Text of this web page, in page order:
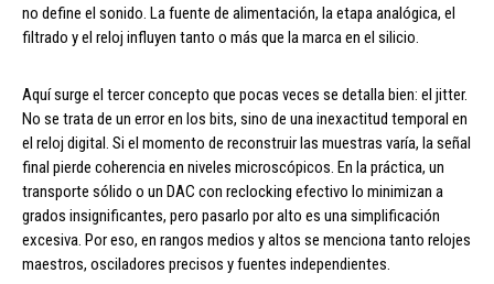
no define el sonido. La fuente de alimentación, la etapa analógica, el
filtrado y el reloj influyen tanto o más que la marca en el silicio.
Aquí surge el tercer concepto que pocas veces se detalla bien: el jitter.
No se trata de un error en los bits, sino de una inexactitud temporal en
el reloj digital. Si el momento de reconstruir las muestras varía, la señal
final pierde coherencia en niveles microscópicos. En la práctica, un
transporte sólido o un DAC con reclocking efectivo lo minimizan a
grados insignificantes, pero pasarlo por alto es una simplificación
excesiva. Por eso, en rangos medios y altos se menciona tanto relojes
maestros, osciladores precisos y fuentes independientes.